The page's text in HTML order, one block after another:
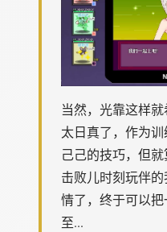
当然，光靠这样
太日真了，作为
己己的技巧，但
击败儿时刻玩伴
情了，终于可以
至...